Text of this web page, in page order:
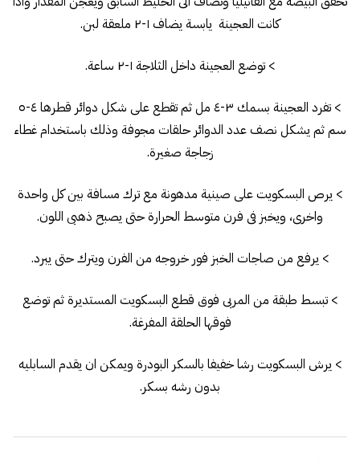
كانت العجينة يابسة يضاف ١-٢ ملعقة لبن.
> توضع العجينة داخل الثلاجة ١-٢ ساعة.
> تفرد العجينة بسمك ٣-٤ مل ثم تقطع على شكل دوائر قطرها ٤-٥
سم ثم يشكل نصف عدد الدوائر حلقات مجوفة وذلك باستخدام غطاء
زجاجة صغيرة.
> يرص البسكويت على صينية مدهونة مع ترك مسافة بين كل واحدة
واخرى، ويخبز فى فرن متوسط الحرارة حتى يصبح ذهبى اللون.
> يرفع من صاجات الخبز فور خروجه من الفرن ويترك حتى يبرد.
> تبسط طبقة من المربى فوق قطع البسكويت المستديرة ثم توضع
فوقها الحلقة المفرغة.
> يرش البسكويت رشا خفيفا بالسكر البودرة ويمكن ان يقدم السابليه
بدون رشه بسكر.